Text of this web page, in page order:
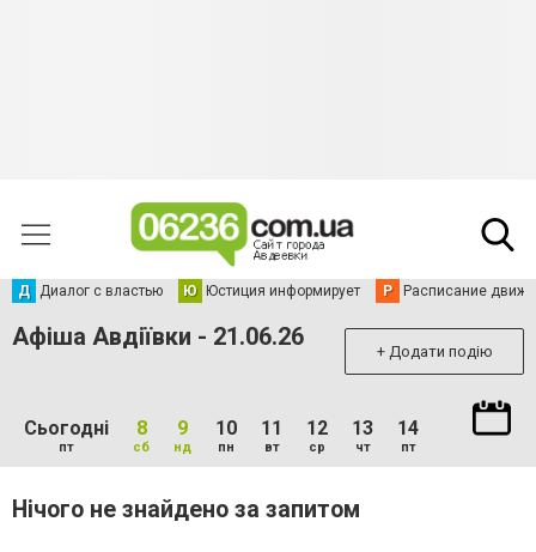
Д Диалог с властью Ю Юстиция информирует Р Расписание
Афіша Авдіївки - 21.06.26 + Додати подію
Сьогодні
пт
8
сб
9
нд
10
пн
11
вт
12
ср
13
чт
14
пт
Нічого не знайдено за запитом